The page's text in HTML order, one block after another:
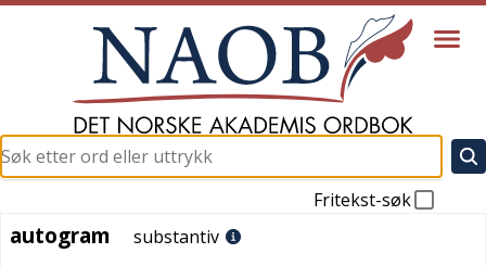
Fritekst-søk
autogram
autogram substantiv